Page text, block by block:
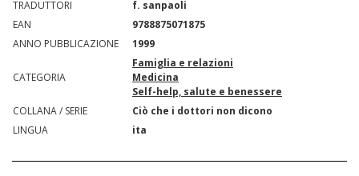
TRADUTTORI
f. sanpaoli
EAN
9788875071875
ANNO PUBBLICAZIONE
1999
CATEGORIA
Famiglia e relazioni
Medicina
Self-help, salute e benessere
COLLANA / SERIE
Ciò che i dottori non dicono
LINGUA
ita